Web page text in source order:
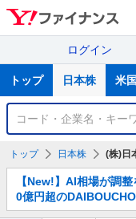
ログイン
サ
トップ 日本株 米
銘
検
トップ 日本株 (株)日
知
ら
【New!】AI相場が調
0億円超の